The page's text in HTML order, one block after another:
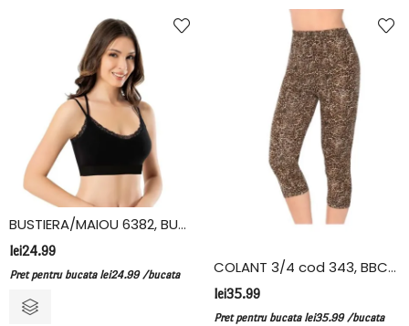
BUSTIERA/MAIOU 6382, BUMBAC/ELASTAN, KOTA
lei24.99
Pret pentru bucata lei24.99 /bucata COLANT 3/4 cod 343, BBC-ELASTAN, VIVALDI, ANIMAL PRINT
lei35.99
Pret pentru bucata lei35.99 /bucata